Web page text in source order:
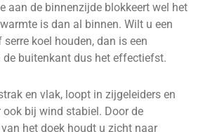
aan de binnenzijde blokkeert wel het
is dan al binnen. Wilt u een
koel houden, dan is een
buitenkant dus het effectiefst.
en vlak, loopt in zijgeleiders en
bij wind stabiel. Door de
het doek houdt u zicht naar